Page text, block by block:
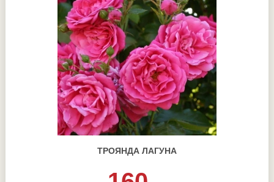
ТРОЯНДА ЛАГУНА